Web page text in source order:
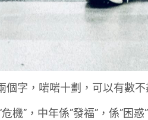
個字，啱啱十劃，可以有數不
機”，中年係”發福”，係”困惑